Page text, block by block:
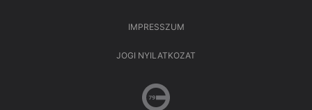
IMPRESSZUM
JOGI NYILATKOZAT